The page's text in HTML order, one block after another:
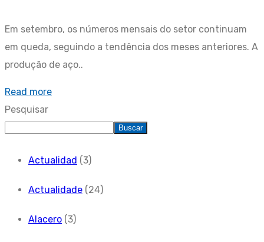
Em setembro, os números mensais do setor continuam
em queda, seguindo a tendência dos meses anteriores. A
produção de aço..
Read more
Pesquisar
Buscar
Actualidad (3)
Actualidade (24)
Alacero (3)